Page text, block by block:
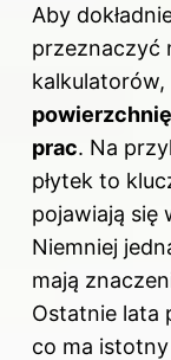
Aby
przeznaczyć
prac. Na
płytek to
pojawiają się
Niemniej
mają
Ostatnie lata
co ma